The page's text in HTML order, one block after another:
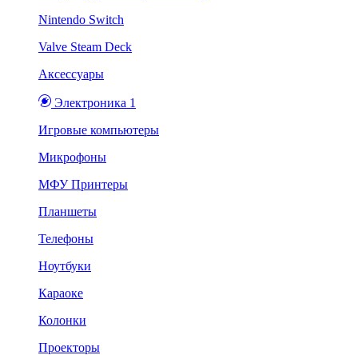
Nintendo Switch
Valve Steam Deck
Аксессуары
Электроника 1
Игровые компьютеры
Микрофоны
МФУ Принтеры
Планшеты
Телефоны
Ноутбуки
Караоке
Колонки
Проекторы